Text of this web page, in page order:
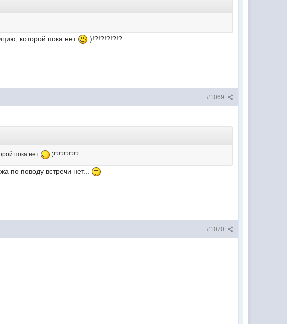
которой пока нет )!?!?!?!?!?
#1069
пока нет )!?!?!?!?!?
по поводу встречи нет...
#1070